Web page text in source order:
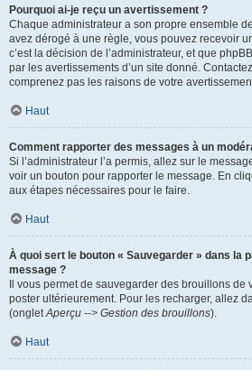
Pourquoi ai-je reçu un avertissement ?
Chaque administrateur a son propre ensemble
avez dérogé à une règle, vous pouvez recevoir
c’est la décision de l’administrateur, et que
par les avertissements d’un site donné.
comprenez pas les raisons de votre
Haut
Comment rapporter des messages à un
Si l’administrateur l’a permis, allez sur le
voir un bouton pour rapporter le message. En
aux étapes nécessaires pour le faire.
Haut
À quoi sert le bouton « Sauvegarder » dans la
message ?
Il vous permet de sauvegarder des brouillons de
poster ultérieurement. Pour les recharger, allez
(ongletAperçu --> Gestion des brouillons).
Haut